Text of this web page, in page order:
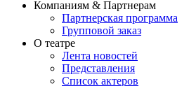
Компаниям & Партнерам
Партнерская программа
Групповой заказ
О театре
Лента новостей
Представления
Список актеров